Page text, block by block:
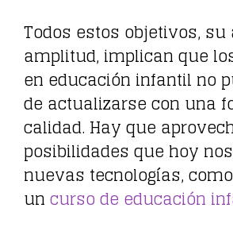
Todos estos objetivos,
amplitud, implican que
en educación infantil no
de actualizarse con una
calidad. Hay que
posibilidades que hoy
nuevas tecnologías,
uncurso de educación